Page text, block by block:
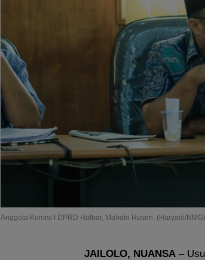
Anggota Komisi I DPRD Halbar, Mahdin Husen. (Haryadi/NMG)
JAILOLO, NUANSA –